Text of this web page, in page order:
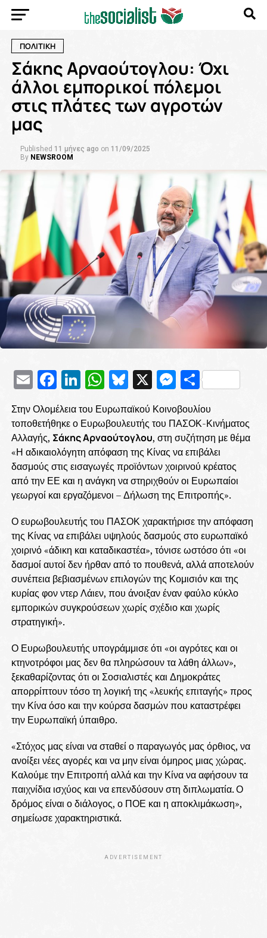
ΠΟΛΙΤΙΚΗ
Σάκης Αρναούτογλου: Όχι
άλλοι εμπορικοί πόλεμοι
στις πλάτες των αγροτών
μας
Published 11 μήνες ago on 11/09/2025
By NEWSROOM
EmailFacebook
LinkedIn
WhatsApp
Bluesky
X
Στην Ολομέλεια του Ευρωπαϊκού Κοινοβουλίου
τοποθετήθηκε ο Ευρωβουλευτής του ΠΑΣΟΚ-Κινήματος
Αλλαγής, Σάκης Αρναούτογλου, στη συζήτηση με θέμα
«Η αδικαιολόγητη απόφαση της Κίνας να επιβάλει
δασμούς στις εισαγωγές προϊόντων χοιρινού κρέατος
από την ΕΕ και η ανάγκη να στηριχθούν οι Ευρωπαίοι
γεωργοί και εργαζόμενοι – Δήλωση της Επιτροπής».
Ο ευρωβουλευτής του ΠΑΣΟΚ χαρακτήρισε την απόφαση
της Κίνας να επιβάλει υψηλούς δασμούς στο ευρωπαϊκό
χοιρινό «άδικη και καταδικαστέα», τόνισε ωστόσο ότι «οι
δασμοί αυτοί δεν ήρθαν από το πουθενά, αλλά αποτελούν
συνέπεια βεβιασμένων επιλογών της Κομισιόν και της
κυρίας φον ντερ Λάιεν, που άνοιξαν έναν φαύλο κύκλο
εμπορικών συγκρούσεων χωρίς σχέδιο και χωρίς
στρατηγική».
Ο Ευρωβουλευτής υπογράμμισε ότι «οι αγρότες και οι
κτηνοτρόφοι μας δεν θα πληρώσουν τα λάθη άλλων»,
ξεκαθαρίζοντας ότι οι Σοσιαλιστές και Δημοκράτες
απορρίπτουν τόσο τη λογική της «λευκής επιταγής» προς
την Κίνα όσο και την κούρσα δασμών που καταστρέφει
την Ευρωπαϊκή ύπαιθρο.
«Στόχος μας είναι να σταθεί ο παραγωγός μας όρθιος, να
ανοίξει νέες αγορές και να μην είναι όμηρος μιας χώρας.
Καλούμε την Επιτροπή αλλά και την Κίνα να αφήσουν τα
παιχνίδια ισχύος και να επενδύσουν στη διπλωματία. Ο
δρόμος είναι ο διάλογος, ο ΠΟΕ και η αποκλιμάκωση»,
σημείωσε χαρακτηριστικά.
ADVERTISEMENT